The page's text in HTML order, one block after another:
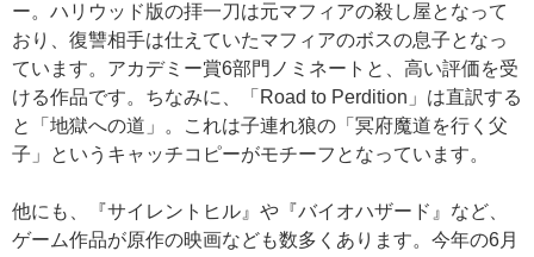
ー。ハリウッド版の拝一刀は元マフィアの殺し屋となって
おり、復讐相手は仕えていたマフィアのボスの息子となっ
ています。アカデミー賞6部門ノミネートと、高い評価を受
ける作品です。ちなみに、「Road to Perdition」は直訳する
と「地獄への道」。これは子連れ狼の「冥府魔道を行く父
子」というキャッチコピーがモチーフとなっています。
他にも、『サイレントヒル』や『バイオハザード』など、
ゲーム作品が原作の映画なども数多くあります。今年の6月